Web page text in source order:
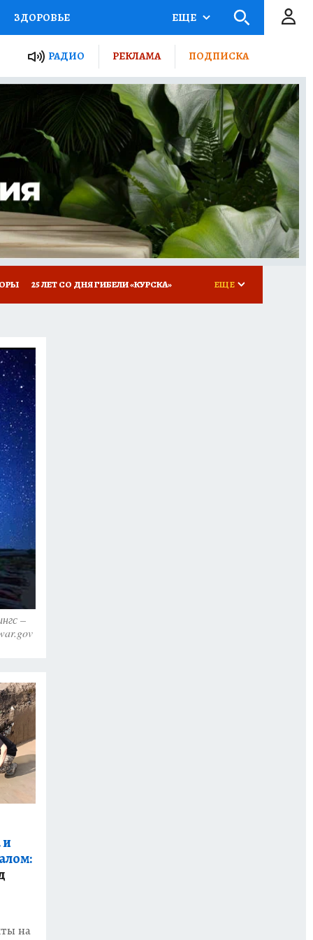
ЗДОРОВЬЕ
РОССИИ
ПУТЕВОДИТЕЛЬ
ТУРИЗМ
ПОТРЕБИТЕЛЯ ВСЕ О КП
ЕЩЕ
РАДИО РЕКЛАМА ПОДПИСКА
25 ЛЕТ СО ДНЯ ГИБЕЛИ «КУРСКА» ЕЩЕ
–
на